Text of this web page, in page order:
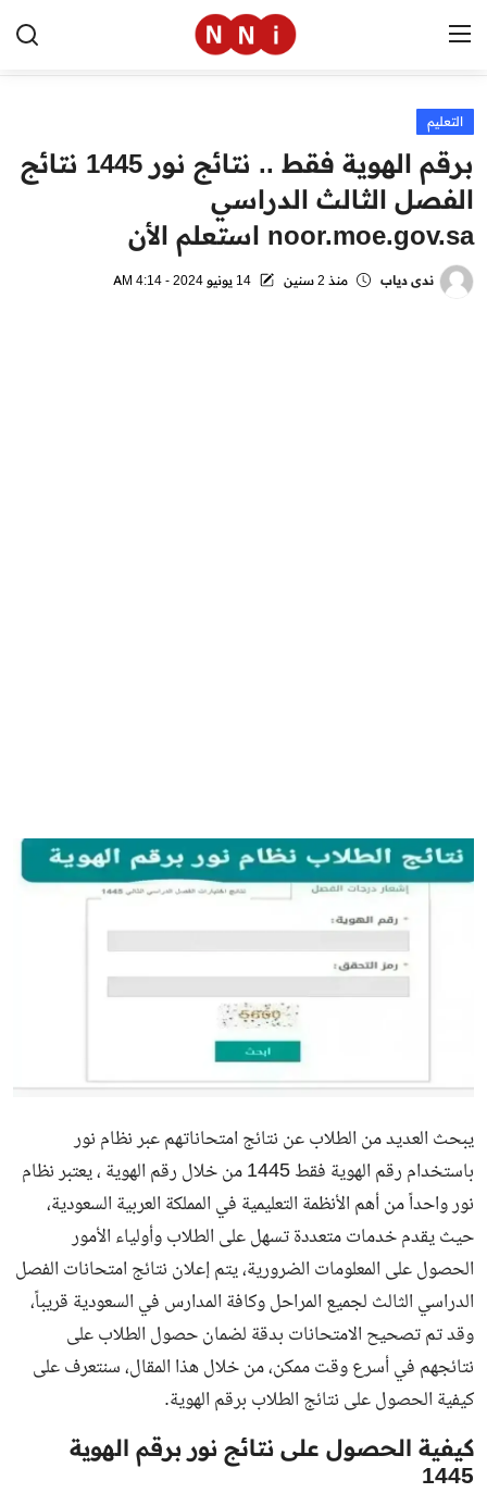
الرئيسية
اخبار مصر
العالم
الرياضة
التعليم
برقم الهوية فقط .. نتائج نور 1445 نتائج
الفصل الثالث الدراسي
noor.moe.gov.sa استعلم الأن
ندى دياب منذ 2 سنين 14 يونيو 2024 - 4:14 AM
يبحث العديد من الطلاب عن نتائج امتحاناتهم عبر نظام نور
باستخدام رقم الهوية فقط 1445 من خلال رقم الهوية ، يعتبر نظام
نور واحداً من أهم الأنظمة التعليمية في المملكة العربية السعودية،
حيث يقدم خدمات متعددة تسهل على الطلاب وأولياء الأمور
الحصول على المعلومات الضرورية، يتم إعلان نتائج امتحانات الفصل
الدراسي الثالث لجميع المراحل وكافة المدارس في السعودية قريباً،
وقد تم تصحيح الامتحانات بدقة لضمان حصول الطلاب على
نتائجهم في أسرع وقت ممكن، من خلال هذا المقال، سنتعرف على
كيفية الحصول على نتائج الطلاب برقم الهوية.
كيفية الحصول على نتائج نور برقم الهوية
1445